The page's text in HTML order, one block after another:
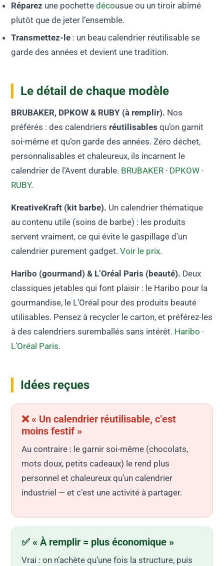
Réparez une pochettedécousue ou un tiroir abîmé
plutôt que de jeter l’ensemble.
Transmettez-le : un beau calendrier réutilisable se
garde des années et devient une tradition.
Le détail de chaque modèle
BRUBAKER, DPKOW & RUBY (à remplir). Nos
préférés : des calendriers réutilisables qu’on garnit
soi-même et qu’on garde des années. Zéro déchet,
personnalisables et chaleureux, ils incarnent le
calendrier de l’Avent durable. BRUBAKER · DPKOW ·
RUBY.
KreativeKraft (kit barbe). Un calendrier thématique
au contenu utile (soins de barbe) : les produits
servent vraiment, ce qui évite le gaspillage d’un
calendrier purement gadget.Voir le prix.
Haribo (gourmand) & L’Oréal Paris (beauté). Deux
classiques jetables qui font plaisir : le Haribo pour la
gourmandise, le L’Oréal pour des produits beauté
utilisables. Pensez à recycler le carton, et préférez-les
à des calendriers suremballés sans intérêt. Haribo ·
L’Oréal Paris.
Idées reçues
❌ « Un calendrier réutilisable, c’est
moins festif »
Au contraire : le garnir soi-même (chocolats,
mots doux, petits cadeaux) le rend plus
personnel et chaleureux qu’un calendrier
industriel — et c’est une activité à partager.
✅ « À remplir = plus économique »
Vrai : on n’achète qu’une fois la structure, puis